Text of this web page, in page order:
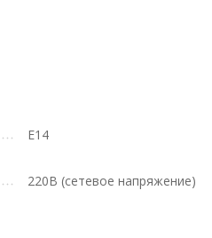
E14
220В (сетевое напряжение)